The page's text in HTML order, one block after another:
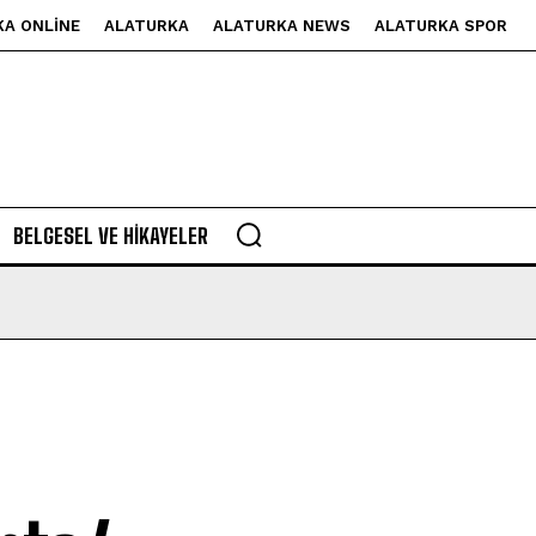
ONLINE ALATURKA ALATURKA NEWS ALATURKA SPOR
BELGESEL VE HIKAYELER